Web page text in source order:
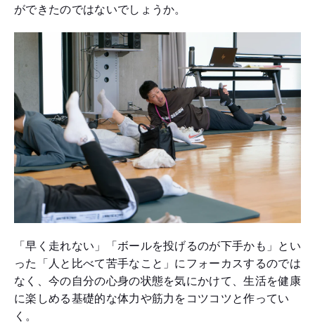
ができたのではないでしょうか。
「早く走れない」「ボールを投げるのが下手かも」とい
った「人と比べて苦手なこと」にフォーカスするのでは
なく、今の自分の心身の状態を気にかけて、生活を健康
に楽しめる基礎的な体力や筋力をコツコツと作ってい
く。